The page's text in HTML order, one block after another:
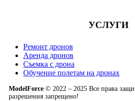
УСЛУГИ
Ремонт дронов
Аренда дронов
Съемка с дрона
Обучение полетам на дронах
ModelForce © 2022 – 2025 Все права
разрешения запрещено!